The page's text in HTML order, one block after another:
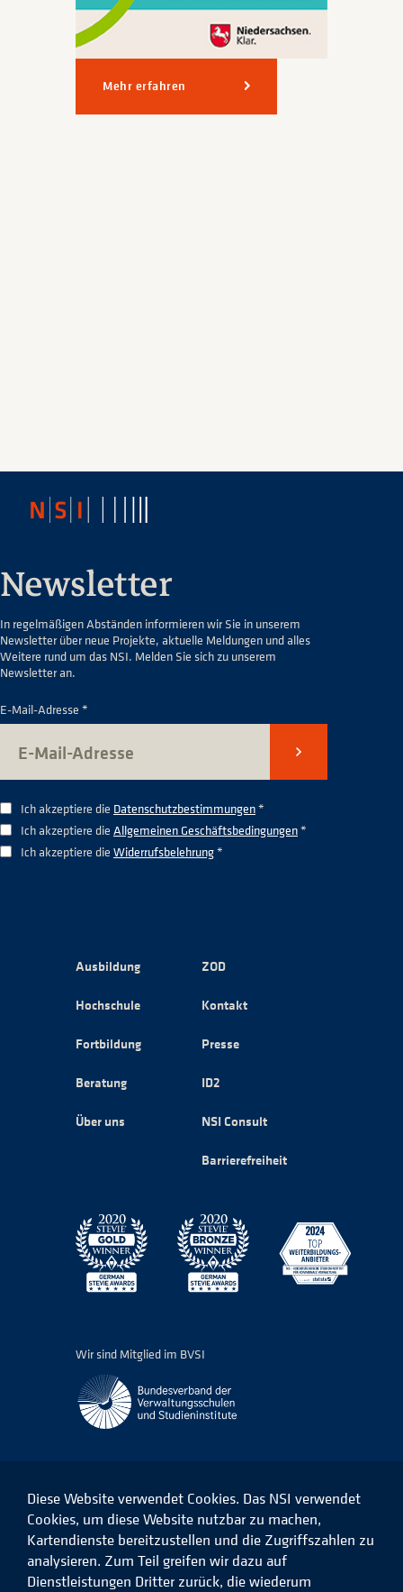
Mehr erfahren
Newsletter
In regelmäßigen Abständen informieren wir Sie in unserem
Newsletter über neue Projekte, aktuelle Meldungen und alles
Weitere rund um das NSI. Melden Sie sich zu unserem
Newsletter an.
E-Mail-Adresse *
Senden
Ich akzeptiere die Datenschutzbestimmungen*
Ich akzeptiere die Allgemeinen Geschäftsbedingungen*
Ich akzeptiere die Widerrufsbelehrung*
Ausbildung
Hochschule
Fortbildung
Beratung
Über uns
ZOD
Kontakt
Presse
ID2
NSI Consult
Barrierefreiheit
Wir sind Mitglied im BVSI
Das
NSI
Facebook
Das
NSI
auf
LinkedIn
Das
NSI
auf
Instagram
Das
Xing
Diese Website verwendet Cookies. Das NSI verwendet
Cookies, um diese Website nutzbar zu machen,
Kartendienste bereitzustellen und die Zugriffszahlen zu
analysieren. Zum Teil greifen wir dazu auf
Dienstleistungen Dritter zurück, die wiederum